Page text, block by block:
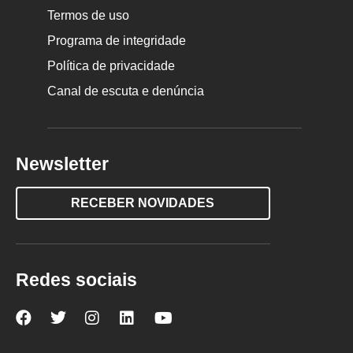
Termos de uso
Programa de integridade
Política de privacidade
Canal de escuta e denúncia
Newsletter
RECEBER NOVIDADES
Redes sociais
NovaNova Nova Nova